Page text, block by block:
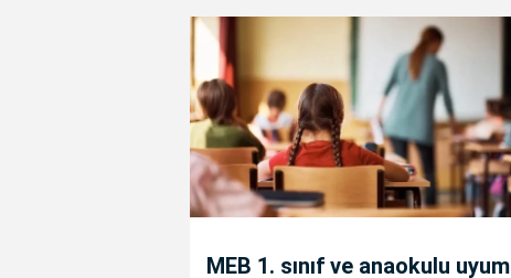
MEB 1. sınıf ve anaokulu uyum